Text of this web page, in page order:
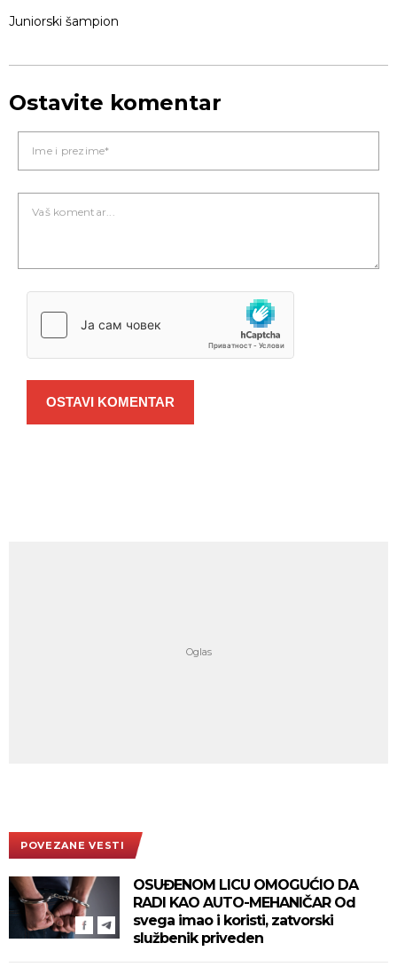
Juniorski šampion
Ostavite komentar
OSTAVI KOMENTAR
POVEZANE VESTI
OSUĐENOM LICU OMOGUĆIO DA
RADI KAO AUTO-MEHANIČAR Od
svega imao i koristi, zatvorski
službenik priveden